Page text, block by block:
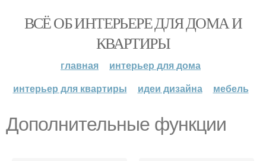
ВСЁ ОБ ИНТЕРЬЕРЕ ДЛЯ ДОМА И
КВАРТИРЫ
главная
интерьер для дома
интерьер для квартиры
идеи дизайна мебель
Дополнительные функции